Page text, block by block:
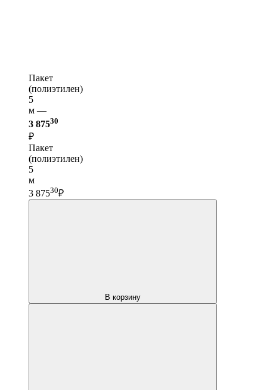
Пакет
(полиэтилен)
5
м —
3 87530
₽
Пакет
(полиэтилен)
5
м
3 87530₽
В корзину